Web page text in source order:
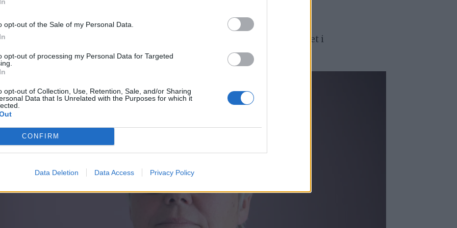
opt-out of the Sale of my Personal Data.
opt-out of processing my Personal Data for Targeted
opt-out of Collection, Use, Retention, Sale, and/or Sharing
Data that Is Unrelated with the Purposes for which it
CONFIRM
Data Deletion Data Access Privacy Policy
når hun beskriver hvordan administrasjonen ofte kan bli oppfattet i